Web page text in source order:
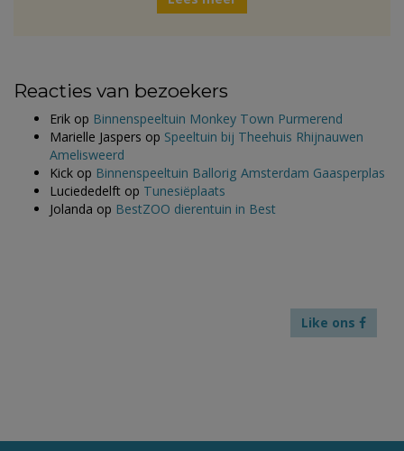
Reacties van bezoekers
Erik op Binnenspeeltuin Monkey Town Purmerend
Marielle Jaspers op Speeltuin bij Theehuis Rhijnauwen
Amelisweerd
Kick op Binnenspeeltuin Ballorig Amsterdam Gaasperplas
Luciededelft op Tunesiëplaats
Jolanda op BestZOO dierentuin in Best
Like ons